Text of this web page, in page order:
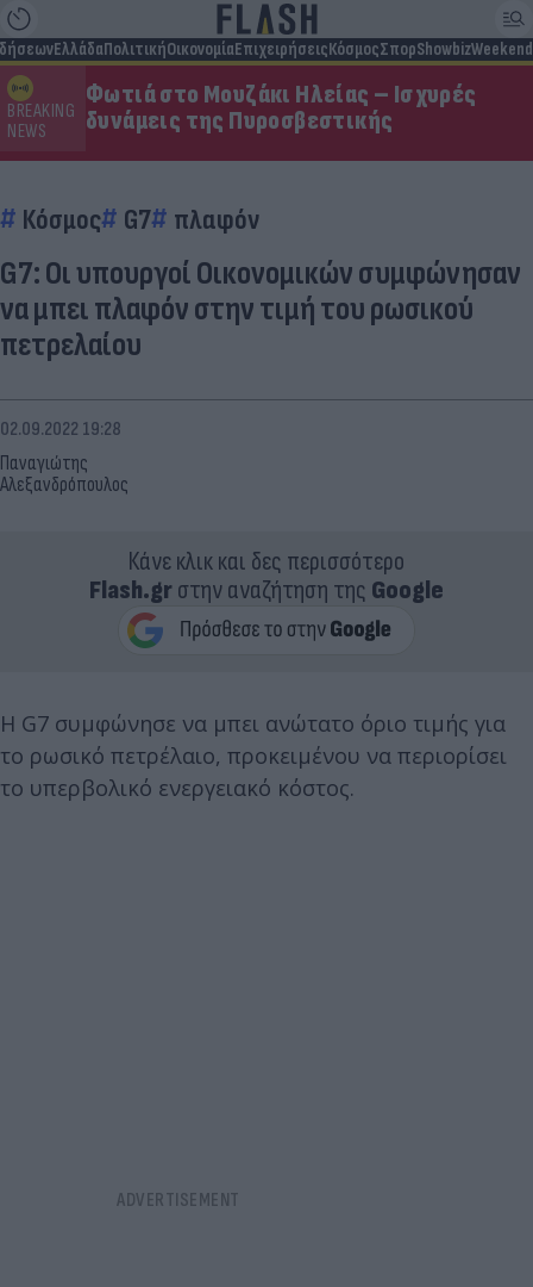
ΕλλάδαΠολιτικήΟικονομίαΕπιχειρήσειςΚόσμοςΣπορShowbizWeekend
BREAKING
NEWS
Φωτιά στο Μουζάκι Ηλείας – Ισχυρές
δυνάμεις της Πυροσβεστικής
Κόσμος G7 πλαφόν
G7: Οι υπουργοί Οικονομικών συμφώνησαν
να μπει πλαφόν στην τιμή του ρωσικού
πετρελαίου
Παναγιώτης
Αλεξανδρόπουλος
02.09.2022 19:28
Κάνε κλικ και δες περισσότερο
Flash.grστην αναζήτηση της Google
Η G7 συμφώνησε να μπει ανώτατο όριο τιμής για
το ρωσικό πετρέλαιο, προκειμένου να περιορίσει
το υπερβολικό ενεργειακό κόστος.